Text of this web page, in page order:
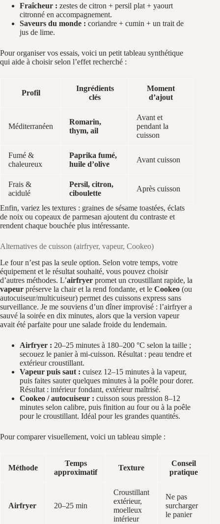
Fraîcheur : zestes de citron + persil plat + yaourt
citronné en accompagnement.
Saveurs du monde : coriandre + cumin + un trait de
jus de lime.
Pour organiser vos essais, voici un petit tableau synthétique
qui aide à choisir selon l’effet recherché :
Profil
Ingrédients
clés
Moment
d’ajout
Méditerranéen
Romarin,
thym, ail
Avant et
pendant la
cuisson
Fumé &
chaleureux
Paprika fumé,
huile d’olive
Avant cuisson
Frais &
acidulé
Persil, citron,
ciboulette
Après cuisson
Enfin, variez les textures : graines de sésame toastées, éclats
de noix ou copeaux de parmesan ajoutent du contraste et
rendent chaque bouchée plus intéressante.
Alternatives de cuisson (airfryer, vapeur, Cookeo)
Le four n’est pas la seule option. Selon votre temps, votre
équipement et le résultat souhaité, vous pouvez choisir
d’autres méthodes. L’airfryer promet un croustillant rapide, la
vapeur préserve la chair et la rend fondante, et le Cookeo (ou
autocuiseur/multicuiseur) permet des cuissons express sans
surveillance. Je me souviens d’un dîner improvisé : l’airfryer a
sauvé la soirée en dix minutes, alors que la version vapeur
avait été parfaite pour une salade froide du lendemain.
Airfryer : 20–25 minutes à 180–200 °C selon la taille ;
secouez le panier à mi-cuisson. Résultat : peau tendre et
extérieur croustillant.
Vapeur puis saut : cuisez 12–15 minutes à la vapeur,
puis faites sauter quelques minutes à la poêle pour dorer.
Résultat : intérieur fondant, extérieur maîtrisé.
Cookeo / autocuiseur : cuisson sous pression 8–12
minutes selon calibre, puis finition au four ou à la poêle
pour le croustillant. Idéal pour les grandes quantités.
Pour comparer visuellement, voici un tableau simple :
Méthode
Temps
approximatif
Texture
Conseil
pratique
Airfryer 20–25 min
Croustillant
extérieur,
moelleux
intérieur
Ne pas
surcharger
le panier